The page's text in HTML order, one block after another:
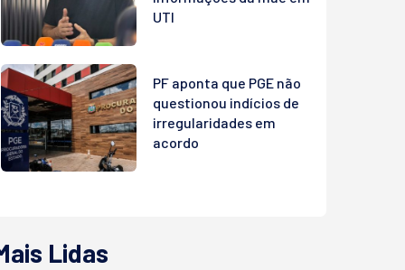
UTI
PF aponta que PGE não
questionou indícios de
irregularidades em
acordo
Lidas